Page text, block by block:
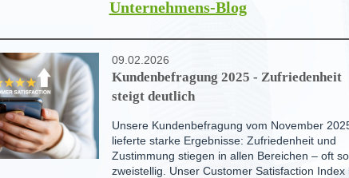
Unternehmens-Blog
09.02.2026
Kunden­be­fra­gung 2025 - Zufrie­den­heit
steigt deut­lich
Unsere Kundenbefragung vom November
lieferte starke Ergebnisse: Zufriedenheit und
Zustimmung stiegen in allen Bereichen – oft
zweistellig. Unser Customer Satisfaction Index